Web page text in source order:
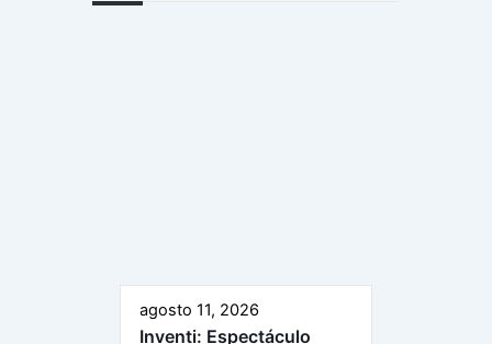
agosto 11, 2026
Inventi: Espectáculo